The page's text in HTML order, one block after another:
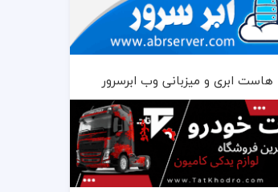
هاست ابری و میزبانی وب ابرسرور